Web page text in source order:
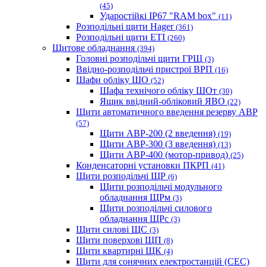
(45)
Ударостійкі IP67 "RAM box" (11)
Розподільні щити Hager (361)
Розподільні щити ETI (260)
Щитове обладнання (394)
Головні розподільчі щити ГРЩ (3)
Ввідно-розподільчі пристрої ВРП (16)
Шафи обліку ШО (52)
Шафа технічого обліку ШОт (30)
Ящик ввідний-обліковий ЯВО (22)
Щити автоматичного введення резерву АВР
(57)
Щити АВР-200 (2 введення) (19)
Щити АВР-300 (3 введення) (13)
Щити АВР-400 (мотор-привод) (25)
Конденсаторні установки ПКРП (41)
Щити розподільчі ЩР (6)
Щити розподільчі модульного
обладнання ЩРм (3)
Щити розподільчі силового
обладнання ЩРс (3)
Щити силові ЩС (3)
Щити поверхові ЩП (8)
Щити квартирні ЩК (4)
Щити для сонячних електростанцій (СЕС)